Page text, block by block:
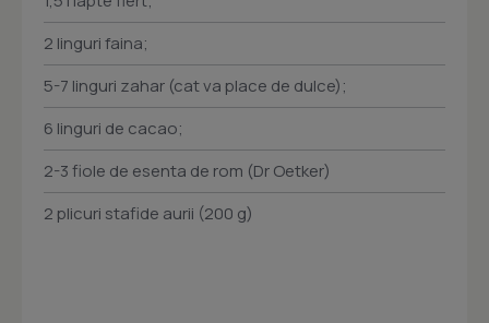
2 linguri faina;
5-7 linguri zahar (cat va place de dulce);
6 linguri de cacao;
2-3 fiole de esenta de rom (Dr Oetker)
2 plicuri stafide aurii (200 g)